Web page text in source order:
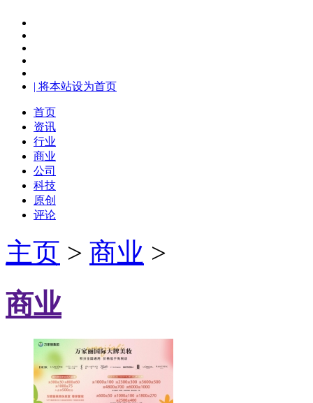
| 将本站设为首页
首页
资讯
行业
商业
公司
科技
原创
评论
主页 > 商业 >
商业